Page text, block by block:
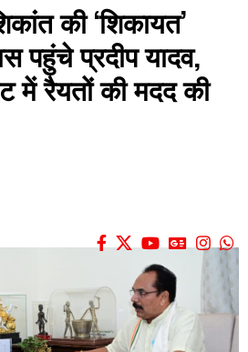
की ‘शिकायत’
पहुंचे प्रदीप यादव,
में रैयतों की मदद की